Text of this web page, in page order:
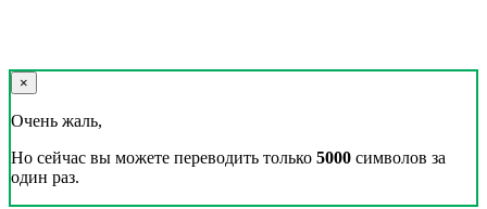
×
Очень жаль,
Но сейчас вы можете переводить только 5000 символов за
один раз.